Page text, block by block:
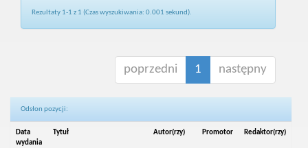
Rezultaty 1-1 z 1 (Czas wyszukiwania: 0.001 sekund).
poprzedni 1 następny
Odsłon pozycji:
Data
wydania
Tytuł Autor(rzy) Promotor Redaktor(rzy)